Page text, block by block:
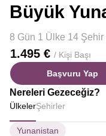
Büyük
8 Gün 1 Ülke 14 Şehir
1.495 € / Kişi Başı
Başvuru Yap
Nereleri Gezeceğiz?
ÜlkelerŞehirler
Yunanistan